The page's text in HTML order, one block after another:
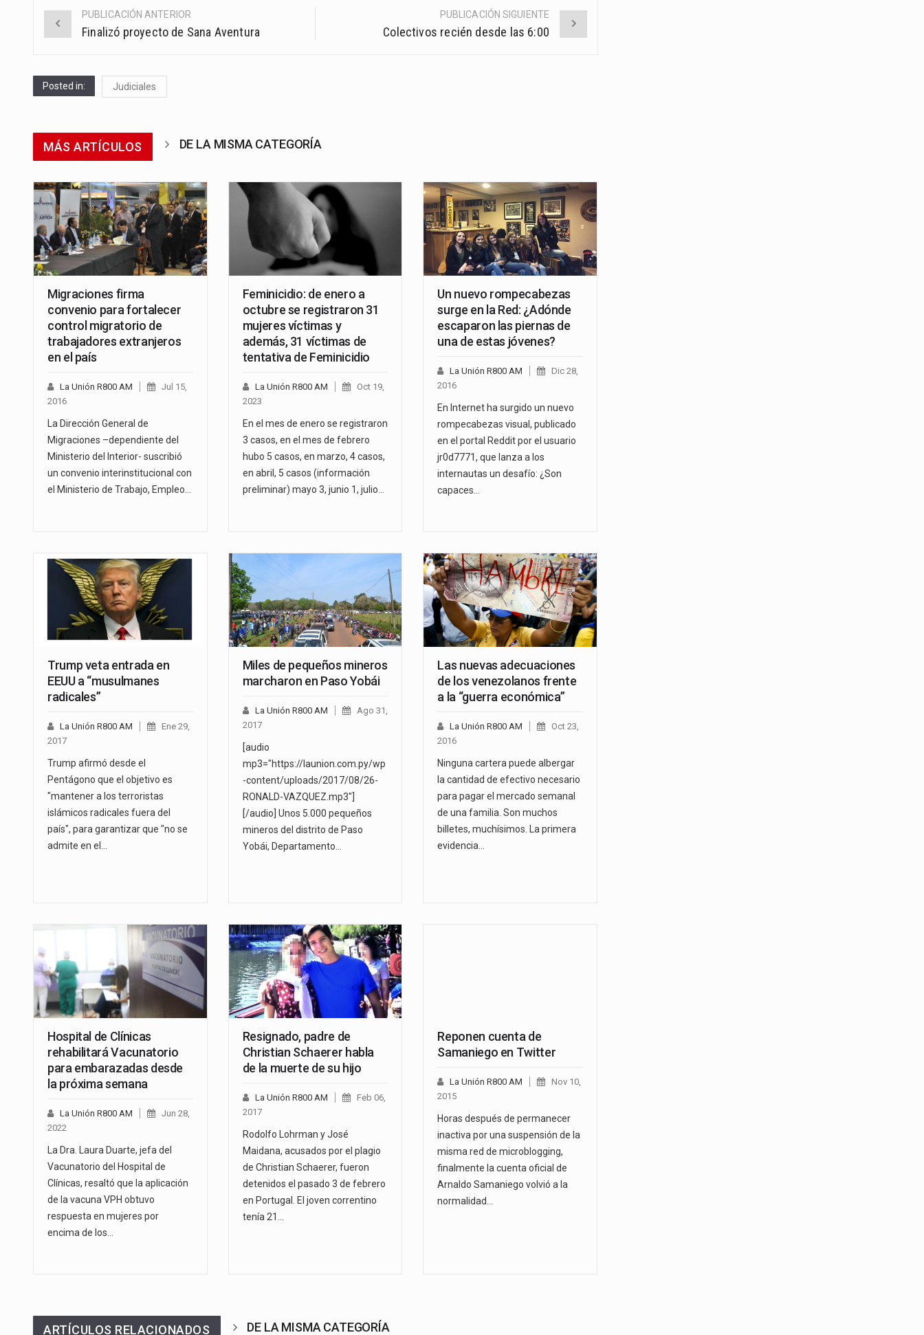
Post
PUBLICACIÓN ANTERIOR
Finalizó proyecto de Sana Aventura
PUBLICACIÓN SIGUIENTE
Colectivos recién desde las 6:00
Posted in: Judiciales
MÁS ARTÍCULOS DE LA MISMA CATEGORÍA
Migraciones firma
convenio para fortalecer
control migratorio de
trabajadores extranjeros
en el país
La Unión R800 AM
Jul 15,
2016
La Dirección General de
Migraciones –dependiente del
Ministerio del Interior- suscribió
un convenio interinstitucional con
el Ministerio de Trabajo, Empleo…
Feminicidio: de enero a
octubre se registraron 31
mujeres víctimas y
además, 31 víctimas de
tentativa de Feminicidio
La Unión R800 AM
Oct 19,
2023
En el mes de enero se registraron
3 casos, en el mes de febrero
hubo 5 casos, en marzo, 4 casos,
en abril, 5 casos (información
preliminar) mayo 3, junio 1, julio…
Un nuevo rompecabezas
surge en la Red: ¿Adónde
escaparon las piernas de
una de estas jóvenes?
La Unión R800 AM
Dic 28,
2016
En Internet ha surgido un nuevo
rompecabezas visual, publicado
en el portal Reddit por el usuario
jr0d7771, que lanza a los
internautas un desafío: ¿Son
capaces…
Trump veta entrada en
EEUU a “musulmanes
radicales”
La Unión R800 AM
Ene 29,
2017
Trump afirmó desde el
Pentágono que el objetivo es
"mantener a los terroristas
islámicos radicales fuera del
país", para garantizar que "no se
admite en el…
Miles de pequeños mineros
marcharon en Paso Yobái
La Unión R800 AM
Ago 31,
2017
[audio
mp3="https://launion.com.py/wp
-content/uploads/2017/08/26-
RONALD-VAZQUEZ.mp3"]
[/audio] Unos 5.000 pequeños
mineros del distrito de Paso
Yobái, Departamento…
Las nuevas adecuaciones
de los venezolanos frente
a la “guerra económica”
La Unión R800 AM
Oct 23,
2016
Ninguna cartera puede albergar
la cantidad de efectivo necesario
para pagar el mercado semanal
de una familia. Son muchos
billetes, muchísimos. La primera
evidencia…
Hospital de Clínicas
rehabilitará Vacunatorio
para embarazadas desde
la próxima semana
La Unión R800 AM
Jun 28,
2022
La Dra. Laura Duarte, jefa del
Vacunatorio del Hospital de
Clínicas, resaltó que la aplicación
de la vacuna VPH obtuvo
respuesta en mujeres por
encima de los…
Resignado, padre de
Christian Schaerer habla
de la muerte de su hijo
La Unión R800 AM
Feb 06,
2017
Rodolfo Lohrman y José
Maidana, acusados por el plagio
de Christian Schaerer, fueron
detenidos el pasado 3 de febrero
en Portugal. El joven correntino
tenía 21…
Reponen cuenta de
Samaniego en Twitter
La Unión R800 AM
Nov 10,
2015
Horas después de permanecer
inactiva por una suspensión de la
misma red de microblogging,
finalmente la cuenta oficial de
Arnaldo Samaniego volvió a la
normalidad…
ARTÍCULOS RELACIONADOS DE LA MISMA CATEGORÍA